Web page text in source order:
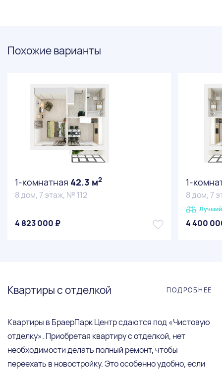
Похожие варианты
1-комнатная 42.3 м2
8 дом, 7 этаж, № 112
4 823 000 ₽
1-
8 дом, 7
4 400
Квартиры с отделкой
Квартиры в БраерПарк Центр сдаются под «Чистовую
отделку». Приобретая квартиру с отделкой, нет
необходимости делать полный ремонт, чтобы
переехать в новостройку. Это особенно удобно, если
ПОДРОБНЕЕ